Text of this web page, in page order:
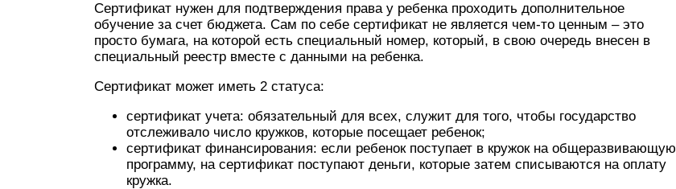
Сертификат нужен для подтверждения права у ребенка проходить дополнительное
обучение за счет бюджета. Сам по себе сертификат не является чем-то ценным – это
просто бумага, на которой есть специальный номер, который, в свою очередь внесен в
специальный реестр вместе с данными на ребенка.
Сертификат может иметь 2 статуса:
сертификат учета: обязательный для всех, служит для того, чтобы государство
отслеживало число кружков, которые посещает ребенок;
сертификат финансирования: если ребенок поступает в кружок на общеразвивающую
программу, на сертификат поступают деньги, которые затем списываются на оплату
кружка.